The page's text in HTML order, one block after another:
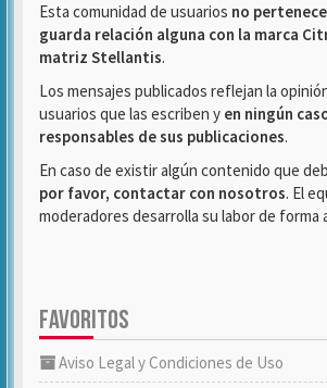
Esta comunidad de usuarios no
guarda relación alguna con la marca
matriz Stellantis.
Los mensajes publicados reflejan la
usuarios que las escriben y en ningún
responsables de sus publicaciones.
En caso de existir algún contenido que
por favor, contactar con nosotros. El
moderadores desarrolla su labor de forma
FAVORITOS
Aviso Legal y Condiciones de Uso